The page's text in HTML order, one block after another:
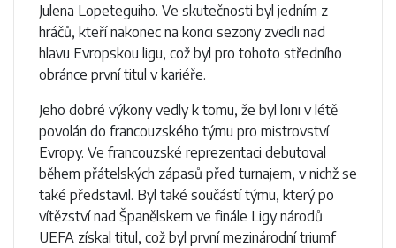
Julena Lopeteguiho. Ve skutečnosti byl jedním z
hráčů, kteří nakonec na konci sezony zvedli nad
hlavu Evropskou ligu, což byl pro tohoto středního
obránce první titul v kariéře.
Jeho dobré výkony vedly k tomu, že byl loni v létě
povolán do francouzského týmu pro mistrovství
Evropy. Ve francouzské reprezentaci debutoval
během přátelských zápasů před turnajem, v nichž se
také představil. Byl také součástí týmu, který po
vítězství nad Španělskem ve finále Ligy národů
UEFA získal titul, což byl první mezinárodní triumf